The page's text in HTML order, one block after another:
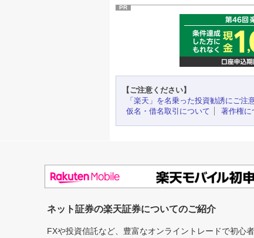
PR
【ご注意ください】
「楽天」を名乗った投資勧誘にご注
仮名・借名取引について
著作権に
ネット証券の楽天証券についてのご紹介
FXや投資信託など、豊富なオンライントレードで初心